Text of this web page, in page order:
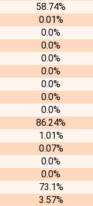
58.74%
0.01%
0.0%
0.0%
0.0%
0.0%
0.0%
0.0%
0.0%
86.24%
1.01%
0.07%
0.0%
0.0%
73.1%
3.57%